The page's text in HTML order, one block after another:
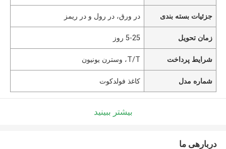
جزئیات بسته بندی در ورق، در رول و در ریمز
زمان تحویل 5-25 روز
شرایط پرداخت T/T، وسترن یونیون
شماره مدل کاغذ فولدکوت
بیشتر ببینید
دربارهی ما